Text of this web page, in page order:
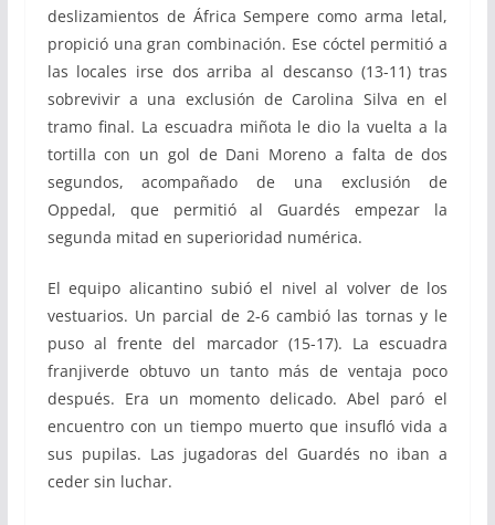
deslizamientos de África Sempere como arma letal,
propició una gran combinación. Ese cóctel permitió a
las locales irse dos arriba al descanso (13-11) tras
sobrevivir a una exclusión de Carolina Silva en el
tramo final. La escuadra miñota le dio la vuelta a la
tortilla con un gol de Dani Moreno a falta de dos
segundos, acompañado de una exclusión de
Oppedal, que permitió al Guardés empezar la
segunda mitad en superioridad numérica.
El equipo alicantino subió el nivel al volver de los
vestuarios. Un parcial de 2-6 cambió las tornas y le
puso al frente del marcador (15-17). La escuadra
franjiverde obtuvo un tanto más de ventaja poco
después. Era un momento delicado. Abel paró el
encuentro con un tiempo muerto que insufló vida a
sus pupilas. Las jugadoras del Guardés no iban a
ceder sin luchar.